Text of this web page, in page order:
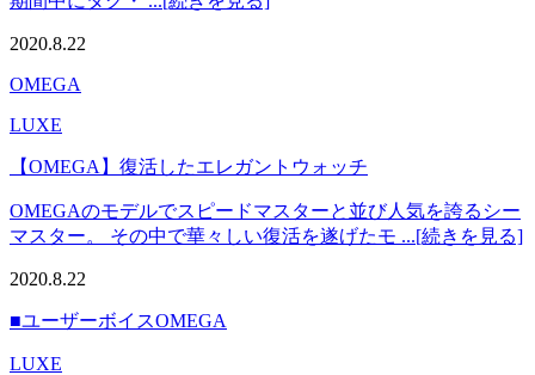
2020.8.22
OMEGA
LUXE
【OMEGA】復活したエレガントウォッチ
OMEGAのモデルでスピードマスターと並び人気を誇るシー
マスター。 その中で華々しい復活を遂げたモ ...[続きを見る]
2020.8.22
■ユーザーボイスOMEGA
LUXE